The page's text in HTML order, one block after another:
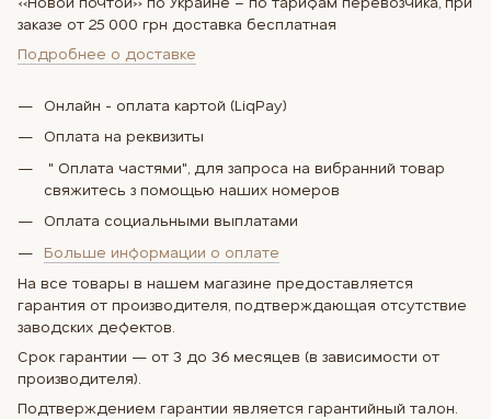
заказе от 25 000 грн доставка бесплатная
Подробнее о доставке
Онлайн - оплата картой (LiqPay)
Оплата на реквизиты
" Оплата частями", для запроса на вибранний товар
свяжитесь з помощью наших номеров
Оплата социальными выплатами
Больше информации о оплате
На все товары в нашем магазине предоставляется
гарантия от производителя, подтверждающая отсутствие
заводских дефектов.
Срок гарантии — от 3 до 36 месяцев (в зависимости от
производителя).
Подтверждением гарантии является гарантийный талон.